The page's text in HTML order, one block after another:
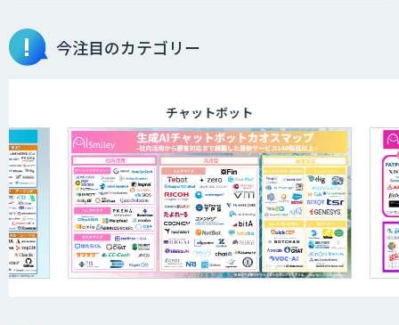
今注目のカテゴリー
チャットボット